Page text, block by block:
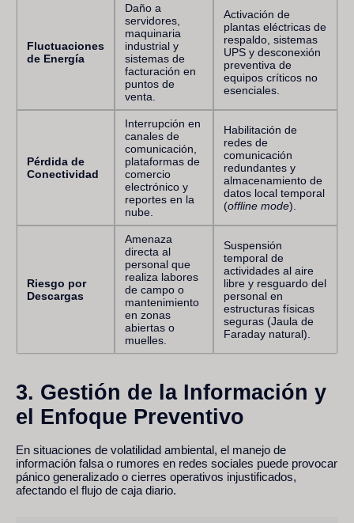
Fluctuaciones
de Energía
Daño a
servidores,
maquinaria
industrial y
sistemas de
facturación en
puntos de
venta.
Activación de
plantas eléctricas de
respaldo, sistemas
UPS y desconexión
preventiva de
equipos críticos no
esenciales.
Pérdida de
Conectividad
Interrupción en
canales de
comunicación,
plataformas de
comercio
electrónico y
reportes en la
nube.
Habilitación de
redes de
comunicación
redundantes y
almacenamiento de
datos local temporal
(offline mode).
Riesgo por
Descargas
Amenaza
directa al
personal que
realiza labores
de campo o
mantenimiento
en zonas
abiertas o
muelles.
Suspensión
temporal de
actividades al aire
libre y resguardo del
personal en
estructuras físicas
seguras (Jaula de
Faraday natural).
3. Gestión de la Información y
el Enfoque Preventivo
En situaciones de volatilidad ambiental, el manejo de
información falsa o rumores en redes sociales puede provocar
pánico generalizado o cierres operativos injustificados,
afectando el flujo de caja diario.